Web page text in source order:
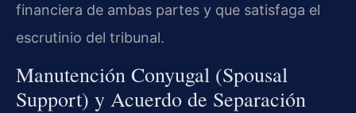
financiera de ambas partes y que satisfaga el
escrutinio del tribunal.
Manutención Conyugal (Spousal
Support) y Acuerdo de Separación